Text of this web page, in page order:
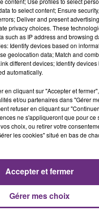
juinprochain dans tous
habituels,
: "Juste Un Rêve" !
NUCLÉAIRE DE CHOOZ
L'ARRÊT
semaine que la
est à l'arrêt. Une
to select content; Ensure
Deliver and present
privacy choices. These
such as IP address and browsing
Identify devices based on
geolocation data; Match and
different devices; Identify devices
automatically.
en cliquant sur "Accepter et
et/ou partenaires dans "Gérer
refuser en cliquant sur
ne s'appliqueront que pour ce
choix, ou retirer votre
les cookies" situé en bas de
Gérer mes choix
Accepter et fermer